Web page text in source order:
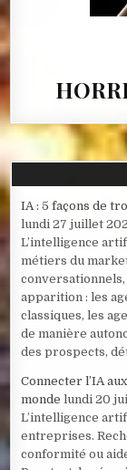
IA : 5 façons de
lundi 27 juillet
L’intelligence
métiers du
apparition : les
classiques, les
de manière
des prospects,
Connecter l’IA
monde lundi 20
L’intelligence
entreprises.
conformité ou